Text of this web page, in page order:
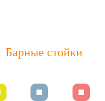
Барные стойки